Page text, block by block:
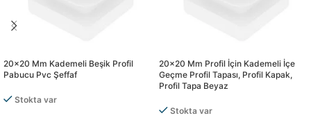
20×20 Mm Kademeli Beşik Profil
Pabucu Pvc Şeffaf
Stokta var
20×20 Mm Profil İçin Kademeli İçe
Geçme Profil Tapası, Profil Kapak,
Profil Tapa Beyaz
Stokta var